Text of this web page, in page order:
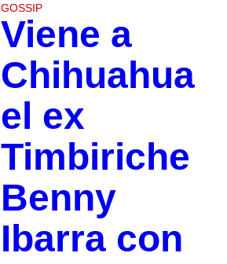
GOSSIP
Viene a
Chihuahua
el ex
Timbiriche
Benny
Ibarra con